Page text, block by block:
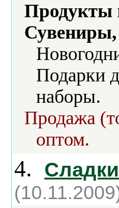
Продукты
Сувениры,
Подарки
наборы.
Продажа
оптом.
4.